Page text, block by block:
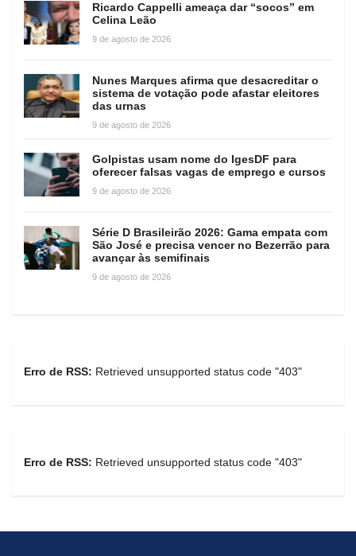
Ricardo Cappelli ameaça dar “socos” em
Celina Leão
9 de agosto de 2026
Nunes Marques afirma que desacreditar o
sistema de votação pode afastar eleitores
das urnas
9 de agosto de 2026
Golpistas usam nome do IgesDF para
oferecer falsas vagas de emprego e cursos
9 de agosto de 2026
Série D Brasileirão 2026: Gama empata com
São José e precisa vencer no Bezerrão para
avançar às semifinais
9 de agosto de 2026
Erro de RSS: Retrieved unsupported status code "403"
Erro de RSS: Retrieved unsupported status code "403"